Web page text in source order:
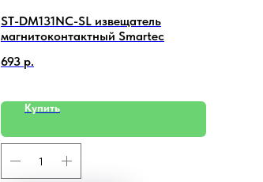
ST-DM131NC-SL извещатель
магнитоконтактный Smartec
693 р.
Купить